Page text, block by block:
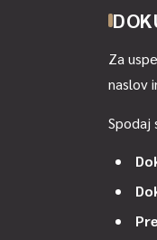
Za
naslov
Spodaj